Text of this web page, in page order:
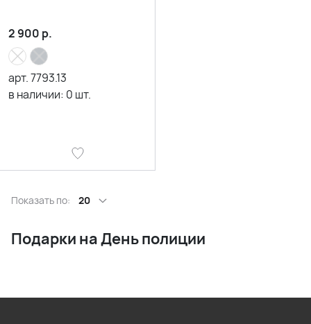
2 900 р.
арт.7793.13
в наличии: 0 шт.
Показать по: 20
Подарки на День полиции